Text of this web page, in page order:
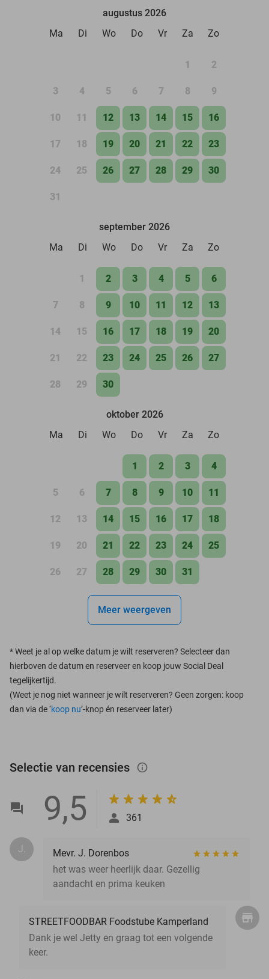
augustus 2026
Ma
Di Wo Do Vr Za Zo
1 2
3 4 5 6 7 8 9
10 11 12 13 14 15 16
17 18 19 20 21 22 23
24 25 26 27 28 29 30
31
september 2026
Ma
Di Wo Do Vr Za Zo
1 2 3 4 5 6
7 8 9 10 11 12 13
14 15 16 17 18 19 20
21 22 23 24 25 26 27
28 29 30
oktober 2026
Ma
Di Wo Do Vr Za Zo
1 2 3 4
5 6 7 8 9 10 11
12 13 14 15 16 17 18
19 20 21 22 23 24 25
26 27 28 29 30 31
Meer weergeven
*Weet je al op welke datum je wilt reserveren? Selecteer dan
hierboven de datum en reserveer en koop jouw Social Deal
tegelijkertijd.
(Weet je nog niet wanneer je wilt reserveren? Geen zorgen: koop
dan via de ‘koop nu’-knop én reserveer later)
Selectie van recensies info_outlined
9,5 361
J.
Mevr. J. Dorenbos
het was weer heerlijk daar. Gezellig
aandacht en prima keuken
STREETFOODBAR Foodstube Kamperland
Dank je wel Jetty en graag tot een volgende
keer.